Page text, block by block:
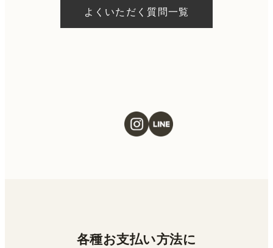
ただける施術もございます。当日の施術をご
希望の場合は、ご予約の際にお気軽にご相談
よくいただく質問一覧
各種お支払い方法に